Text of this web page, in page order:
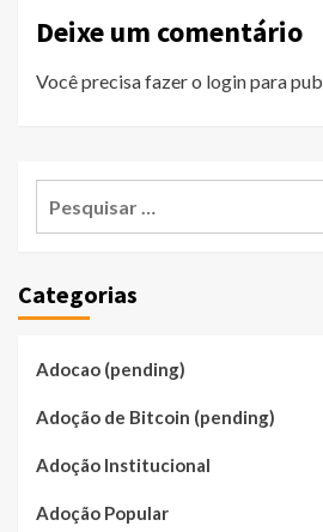
Deixe um comentário
Você precisa fazer o loginpara
Categorias
Adocao (pending)
Adoção de Bitcoin (pending)
Adoção Institucional
Adoção Popular